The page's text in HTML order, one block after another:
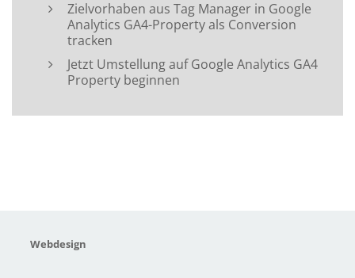
Zielvorhaben aus Tag Manager in Google
Analytics GA4-Property als Conversion
tracken
Jetzt Umstellung auf Google Analytics GA4
Property beginnen
Webdesign